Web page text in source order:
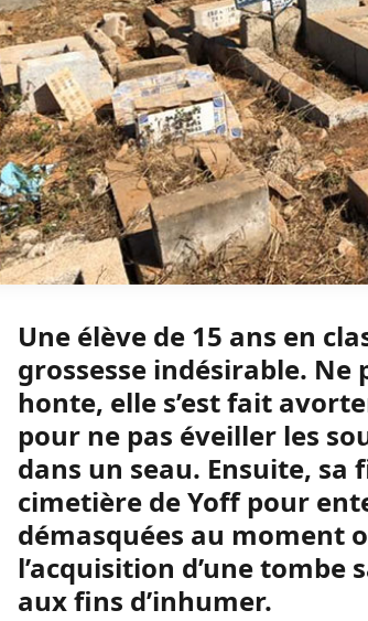
Une élève de 15 ans en
grossesse indésirable.
honte, elle s’est fait
pour ne pas éveiller les
dans un seau. Ensuite, sa
cimetière de Yoff pour
démasquées au moment
l’acquisition d’une
aux fins d’inhumer.